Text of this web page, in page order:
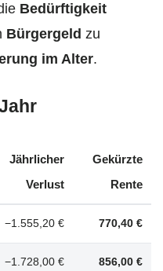
Bedürftigkeit
Bürgergeld zu
im Alter.
Jährlicher
Verlust
Gekürzte
Rente
−1.555,20 € 770,40 €
−1.728,00 € 856,00 €